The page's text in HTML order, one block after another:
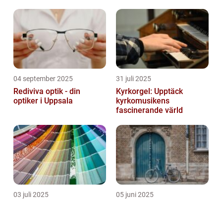
04 september 2025
Rediviva optik - din
optiker i Uppsala
31 juli 2025
Kyrkorgel: Upptäck
kyrkomusikens
fascinerande värld
03 juli 2025 05 juni 2025